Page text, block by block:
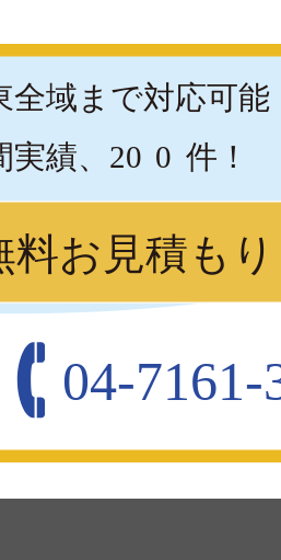
料お見積も
全域まで対応可能
実績、20 0 件！
04-7161-